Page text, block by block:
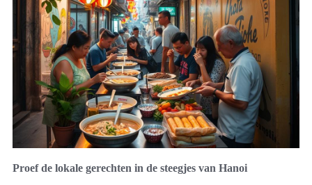
Proef de lokale gerechten in de steegjes van Hanoi